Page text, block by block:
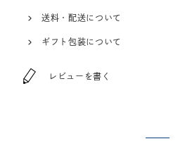
送料・配送について
ギフト包装について
レビューを書く